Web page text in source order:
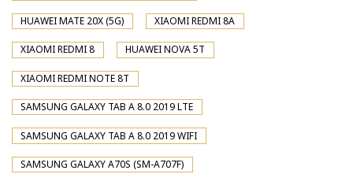
HUAWEI MATE 20X (5G) XIAOMI REDMI 8A
XIAOMI REDMI 8 HUAWEI NOVA 5T
XIAOMI REDMI NOTE 8T
SAMSUNG GALAXY TAB A 8.0 2019 LTE
SAMSUNG GALAXY TAB A 8.0 2019 WIFI
SAMSUNG GALAXY A70S (SM-A707F)